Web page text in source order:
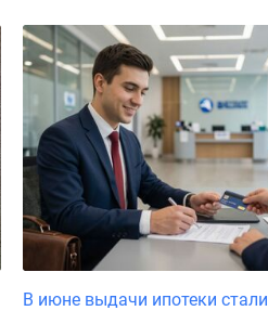
В июне выдачи ипотеки стали